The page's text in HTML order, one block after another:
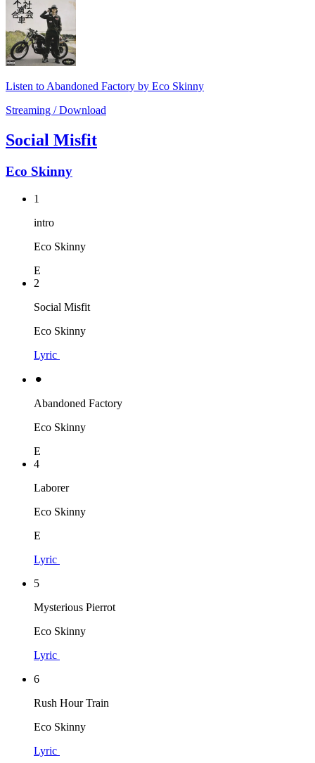
Listen to Abandoned Factory by Eco Skinny
Streaming / Download
Social Misfit
Eco Skinny
1
intro
Eco Skinny
E
2
Social Misfit
Eco Skinny
Lyric
⚫︎
Abandoned Factory
Eco Skinny
E
4
Laborer
Eco Skinny
E
Lyric
5
Mysterious Pierrot
Eco Skinny
Lyric
6
Rush Hour Train
Eco Skinny
Lyric